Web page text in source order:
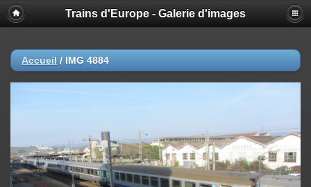
Trains d'Europe - Galerie d'images
Accueil / IMG 4884